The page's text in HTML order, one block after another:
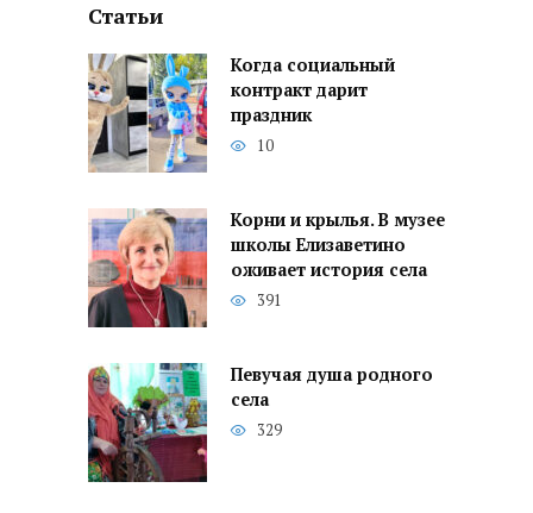
Статьи
Когда социальный
контракт дарит
праздник
10
Корни и крылья. В музее
школы Елизаветино
оживает история села
391
Певучая душа родного
села
329